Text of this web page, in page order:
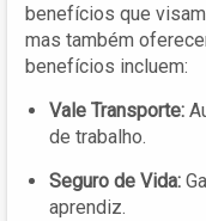
benefícios que
mas também
benefícios incluem:
Vale Transporte:
de trabalho.
Seguro de Vida:
aprendiz.